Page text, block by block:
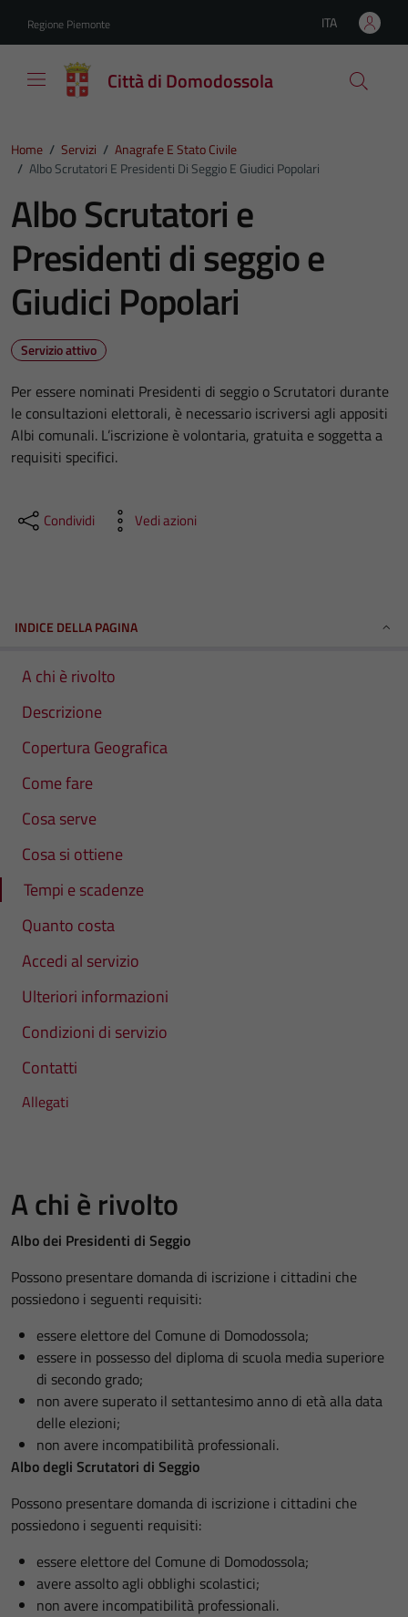
Regione Piemonte Lingua attiva:
ITA
Città di Domodossola
Home / Servizi / Anagrafe E Stato Civile
/ Albo Scrutatori E Presidenti Di Seggio E Giudici Popolari
Albo Scrutatori e
Presidenti di seggio e
Giudici Popolari
Servizio attivo
Per essere nominati Presidenti di seggio o Scrutatori durante
le consultazioni elettorali, è necessario iscriversi agli appositi
Albi comunali. L’iscrizione è volontaria, gratuita e soggetta a
requisiti specifici.
Condividi Vedi azioni
INDICE DELLA PAGINA
A chi è rivolto
Descrizione
Copertura Geografica
Come fare
Cosa serve
Cosa si ottiene
Tempi e scadenze
Quanto costa
Accedi al servizio
Ulteriori informazioni
Condizioni di servizio
Contatti
Allegati
A chi è rivolto
Albo dei Presidenti di Seggio
Possono presentare domanda di iscrizione i cittadini che
possiedono i seguenti requisiti:
essere elettore del Comune di Domodossola;
essere in possesso del diploma di scuola media superiore
di secondo grado;
non avere superato il settantesimo anno di età alla data
delle elezioni;
non avere incompatibilità professionali.
Albo degli Scrutatori di Seggio
Possono presentare domanda di iscrizione i cittadini che
possiedono i seguenti requisiti:
essere elettore del Comune di Domodossola;
avere assolto agli obblighi scolastici;
non avere incompatibilità professionali.